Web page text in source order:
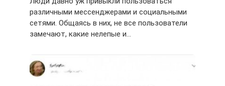
различными мессенджерами и социальными
сетями. Общаясь в них, не все пользователи
замечают, какие нелепые и…